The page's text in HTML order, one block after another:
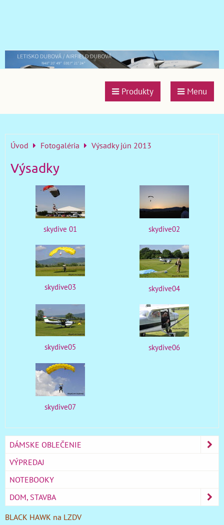
Produkty Menu
Úvod Fotogaléria Výsadky jún 2013
Výsadky
skydive 01 skydive02
skydive03 skydive04
skydive05 skydive06
skydive07
DÁMSKE OBLEČENIE
VÝPREDAJ
NOTEBOOKY
DOM, STAVBA
BLACK HAWK na LZDV